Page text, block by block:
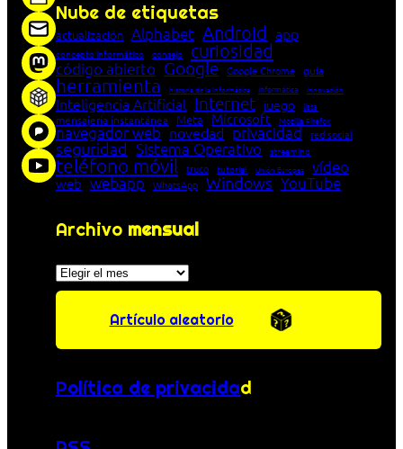
Nube de etiquetas
actualización Alphabet Android app
concepto informático consejo curiosidad
código abierto Google Google Chrome guía
herramienta historia de la Informática Informática innovación
Inteligencia Artificial Internet juego lista
mensajería instantánea Meta Microsoft Mozilla Firefox
navegador web novedad privacidad red social
seguridad Sistema Operativo streaming
teléfono móvil truco tutorial Unión Europea vídeo
web webapp WhatsApp Windows YouTube
Archivo mensual
Archivos
Artículo aleatorio
Política de privacidad